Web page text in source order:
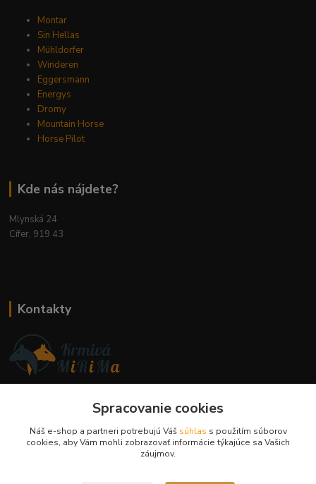
Montar
Sin Hellas
Mühldorfer
Winderen
Eggersmann
Energys
Dromy
Mountain Horse
Horse Pilot
Kde nás nájdete?
Mlynská 24
Cífer, 919 43
Kontakty
+421 944 394 715
info@krmivamirima.sk
Spracovanie cookies
Náš e-shop a partneri potrebujú Váš súhlas s použitím súborov
cookies, aby Vám mohli zobrazovať informácie týkajúce sa Vašich
záujmov.